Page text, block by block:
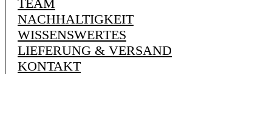
TEAM
NACHHALTIGKEIT
WISSENSWERTES
LIEFERUNG & VERSAND
KONTAKT